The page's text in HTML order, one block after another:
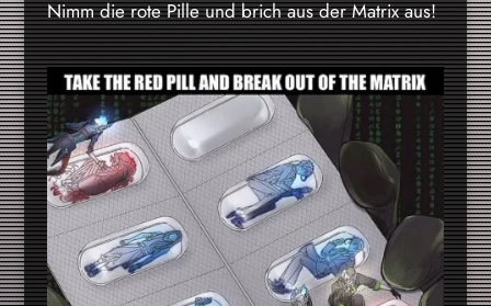
Nimm die rote Pille und brich aus der Matrix aus!